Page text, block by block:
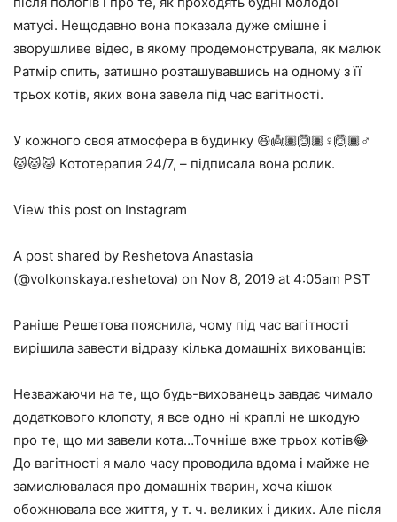
матусі. Нещодавно вона показала дуже смішне і
зворушливе відео, в якому продемонструвала, як малюк
Ратмір спить, затишно розташувавшись на одному з її
трьох котів, яких вона завела під час вагітності.
У кожного своя атмосфера в будинку 😆👼🏽🙆🏽♀️🙆🏾♂️
🐱🐱🐱 Кототерапия 24/7, – підписала вона ролик.
View this post on Instagram
A post shared by Reshetova Anastasia
(@volkonskaya.reshetova) on Nov 8, 2019 at 4:05am PST
Раніше Решетова пояснила, чому під час вагітності
вирішила завести відразу кілька домашніх вихованців:
Незважаючи на те, що будь-вихованець завдає чимало
додаткового клопоту, я все одно ні краплі не шкодую
про те, що ми завели кота…Точніше вже трьох котів😂
До вагітності я мало часу проводила вдома і майже не
замислювалася про домашніх тварин, хоча кішок
обожнювала все життя, у т. ч. великих і диких. Але після